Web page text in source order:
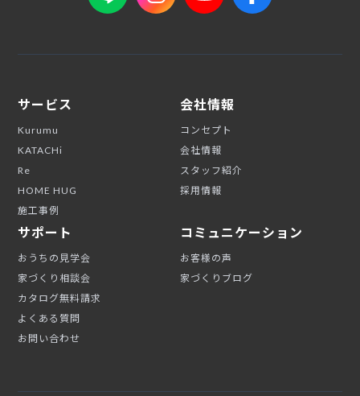
サービス
Kurumu
KATACHi
Re
HOME HUG
施工事例
会社情報
コンセプト
会社情報
スタッフ紹介
採用情報
サポート
おうちの見学会
家づくり相談会
カタログ無料請求
よくある質問
お問い合わせ
コミュニケーション
お客様の声
家づくりブログ